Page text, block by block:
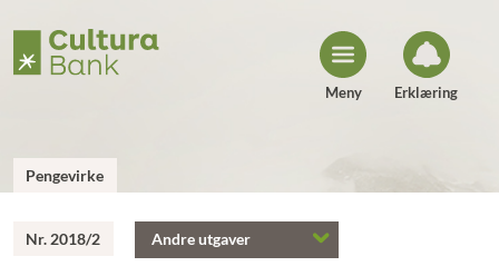
o
Meny Erklæring
Pengevirke
Nr. 2018/2 Andre utgaver